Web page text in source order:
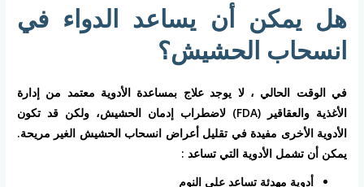
هل يمكن أن يساعد الدواء في
انسحاب الحشيش؟
في الوقت الحالي ، لا يوجد علاج بمساعدة الأدوية معتمد من إدارة
الأغذية والعقاقير (FDA) لاضطراب إدمان الحشيش، ولكن قد تكون
الأدوية الأخرى مفيدة في تقليل أعراض انسحاب الحشيش الغير مريحة.
يمكن أن تشمل الأدوية التي تساعد :
أدوية مهدئة تساعد على النوم